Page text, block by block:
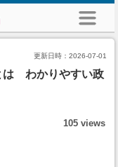
更新日時： 2026-07-01
は わかりやすい政
105 views